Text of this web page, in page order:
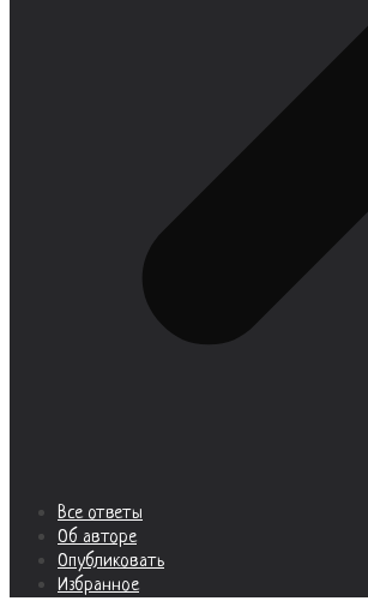
Все ответы
Об авторе
Опубликовать
Избранное